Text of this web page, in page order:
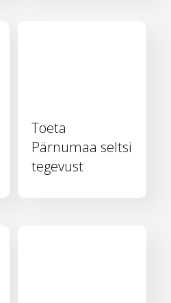
Toeta
Pärnumaa seltsi
tegevust